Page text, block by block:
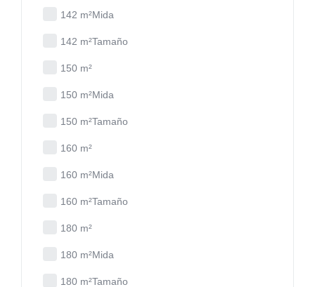
142 m²Mida
142 m²Tamaño
150 m²
150 m²Mida
150 m²Tamaño
160 m²
160 m²Mida
160 m²Tamaño
180 m²
180 m²Mida
180 m²Tamaño